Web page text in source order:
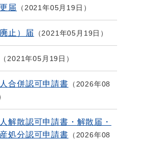
届 2021年05月19日
止）届 2021年05月19日
2021年05月19日
合併認可申請書
2026年08
解散認可申請書・解散届・
処分認可申請書
2026年08